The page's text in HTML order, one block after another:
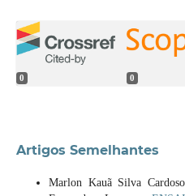
0 0
Artigos Semelhantes
Marlon Kauã Silva